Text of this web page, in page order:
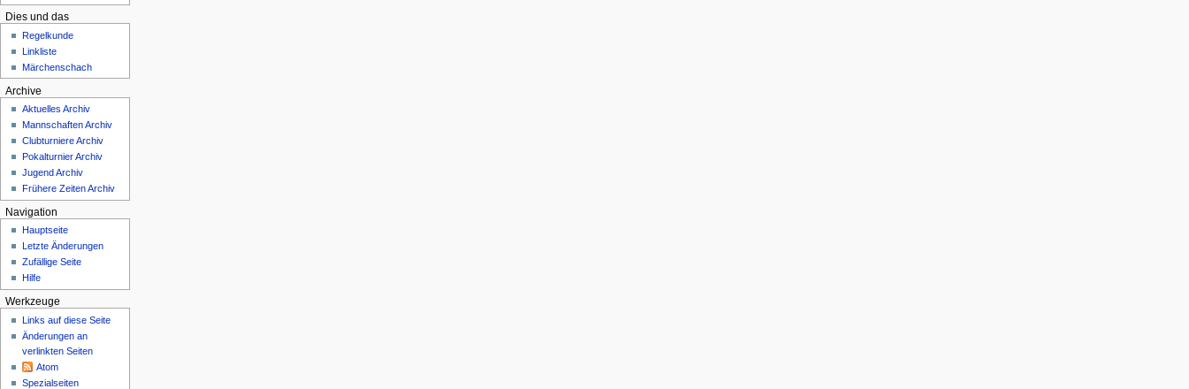
Dies und das
Regelkunde
Linkliste
Märchenschach
Archive
Aktuelles Archiv
Mannschaften Archiv
Clubturniere Archiv
Pokalturnier Archiv
Jugend Archiv
Frühere Zeiten Archiv
Navigation
Hauptseite
Letzte Änderungen
Zufällige Seite
Hilfe
Werkzeuge
Links auf diese Seite
Änderungen an
verlinkten Seiten
Atom
Spezialseiten